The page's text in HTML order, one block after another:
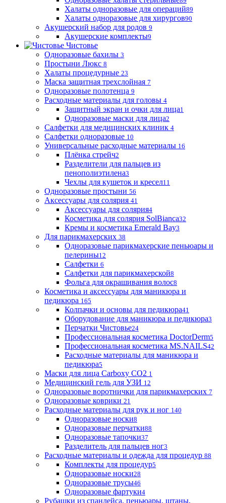
Халаты одноразовые для операций89
Халаты одноразовые для хирургов90
Акушерский набор для родов 9
Акушерские комплекты9
Чистовье
Одноразовые бахилы 3
Простыни Люкс 8
Халаты процедурные 23
Маска защитная трехслойная 7
Одноразовые полотенца 9
Расходные материалы для головы 4
Защитный экран и очки для лица1
Одноразовые маски для лица2
Салфетки для медицинских клиник 4
Салфетки одноразовые 10
Универсальные расходные материалы 16
Плёнка стрейч2
Разделители для пальцев из
пенополиэтилена3
Чехлы для кушеток и кресел11
Одноразовые простыни 56
Аксессуары для солярия 41
Аксессуары для солярия4
Косметика для солярия SolBianca32
Кремы и косметика Emerald Bay3
Для парикмахерских 38
Одноразовые парикмахерские пеньюары и
пелерины12
Салфетки 6
Салфетки для парикмахерской8
Фольга для окрашивания волос8
Косметика и аксессуары для маникюра и
педикюра 165
Колпачки и основы для педикюра41
Оборудование для маникюра и педикюра3
Перчатки Чистовье24
Профессиональная косметика DoctorDerm5
Профессиональная косметика MS.NAILS42
Расходные материалы для маникюра и
педикюра5
Маски для лица Carboxy CO2 1
Медицинский гель для УЗИ 12
Одноразовые воротнички для парикмахерских 7
Одноразовые коврики 21
Расходные материалы для рук и ног 140
Одноразовые носки8
Одноразовые перчатки88
Одноразовые тапочки37
Разделитель для пальцев ног3
Расходные материалы и одежда для процедур 88
Комплекты для процедур5
Одноразовые носки28
Одноразовые трусы46
Одноразовые фартуки4
Рубашки из спанлейса, пеньюары, штаны,